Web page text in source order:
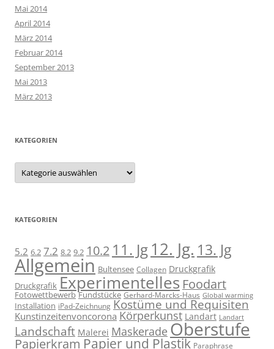
Mai 2014
April 2014
März 2014
Februar 2014
September 2013
Mai 2013
März 2013
KATEGORIEN
Kategorien
KATEGORIEN
5.2 6.2 7.2 8.2 9.2 10.2 11. Jg12. Jg. 13. Jg
Allgemein Bultensee Collagen Druckgrafik
Druckgrafik Experimentelles Foodart
Fotowettbewerb Fundstücke Gerhard-Marcks-Haus Global warming
Installation iPad-Zeichnung Kostüme und Requisiten
Kunstinzeitenvoncorona Körperkunst Landart Landart
Landschaft Malerei Maskerade Oberstufe
Papierkram Papier und Plastik Paraphrase